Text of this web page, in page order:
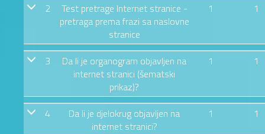
2
Test pretrage Internet stranice -
pretraga prema frazi sa naslovne
stranice
1 1
3
Da li je organogram objavljen na
internet stranici (šematski
prikaz)?
1 1
4
Da li je djelokrug objavljen na
internet stranici?
1 1